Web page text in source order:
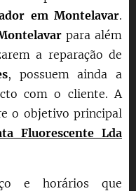
emMontelavar.
para além
a reparação de
, possuem ainda a
com o cliente. A
o objetivo principal
Fluorescente Lda
e horários que